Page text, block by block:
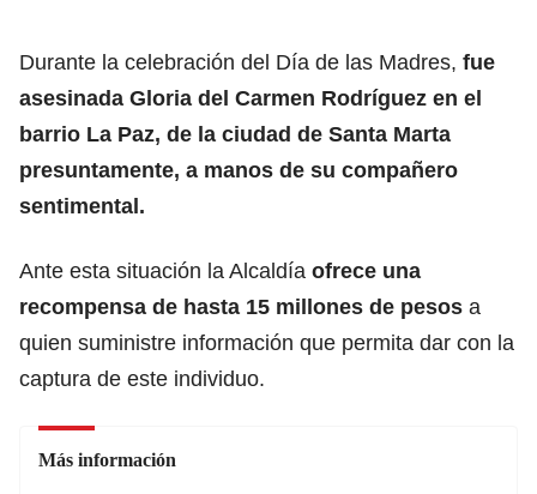
Durante la celebración del Día de las Madres, fue
asesinada Gloria del Carmen Rodríguez en el
barrio La Paz, de la ciudad de Santa Marta
presuntamente, a manos de su compañero
sentimental.
Ante esta situación la Alcaldía ofrece una
recompensa de hasta 15 millones de pesos a
quien suministre información que permita dar con la
captura de este individuo.
Más información